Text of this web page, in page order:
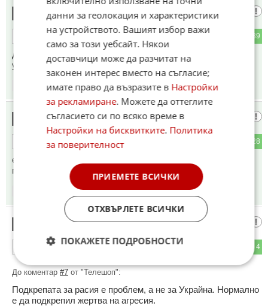
ХаХа
39
Да ама Борката Жонсон рече бийти съ до последния
украинец
12.05.2026
Едва ли
28
е било от значение какви точно са били личните
предпочитания на Зеленски по този въпрос.
4
ОТГОВОР
До коментар #7 от "Телешоп":
Подкрепата за расия е проблем, а не за Украйна. Нормално
е да подкрепил жертва на агресия.
данни за геолокация и характеристики
на устройството. Вашият избор важи
само за този уебсайт. Някои
доставчици може да разчитат на
законен интерес вместо на съгласие;
имате право да възразите в Настройки
за рекламиране. Можете да оттеглите
съгласието си по всяко време в
Настройки на бисквитките. Политика
за поверителност
ПРИЕМЕТЕ ВСИЧКИ
ОТХВЪРЛЕТЕ ВСИЧКИ
ПОКАЖЕТЕ ПОДРОБНОСТИ